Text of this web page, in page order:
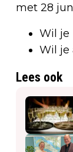
met 28
Wil je
Wil je
Lees ook